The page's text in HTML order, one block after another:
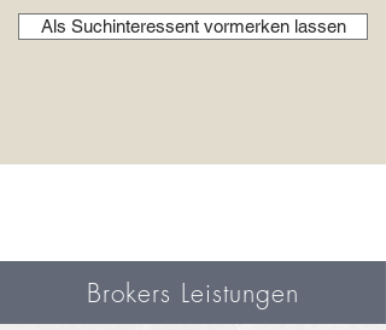
Als Suchinteressent vormerken lassen
Brokers Leistungen